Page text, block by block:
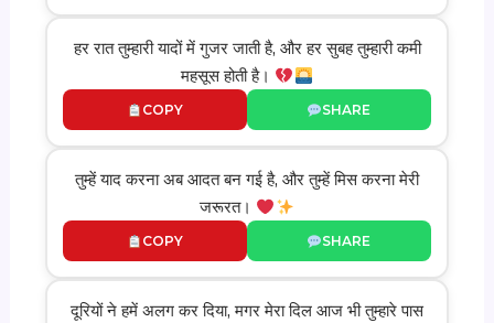
हर रात तुम्हारी यादों में गुजर जाती है, और हर सुबह तुम्हारी कमी
महसूस होती है।
COPY SHARE
तुम्हें याद करना अब आदत बन गई है, और तुम्हें मिस करना मेरी
जरूरत।
COPY SHARE
दूरियों ने हमें अलग कर दिया, मगर मेरा दिल आज भी तुम्हारे पास